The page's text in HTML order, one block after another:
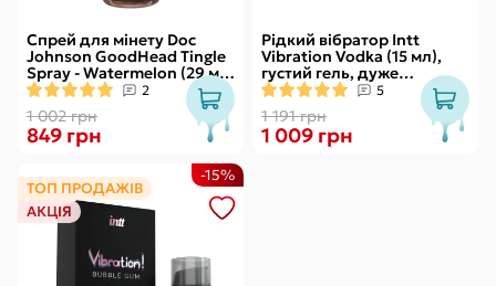
Спрей для мінету Doc
Johnson GoodHead Tingle
Spray - Watermelon (29 мл)
зі стимулювальним
ефектом
2
1 002 грн
849 грн
Рідкий вібратор Intt
Vibration Vodka (15 мл),
густий гель, дуже
смачний, діє до 30 хвилин
5
1 191 грн
1 009 грн
ТОП ПРОДАЖІВ
АКЦІЯ
-15%